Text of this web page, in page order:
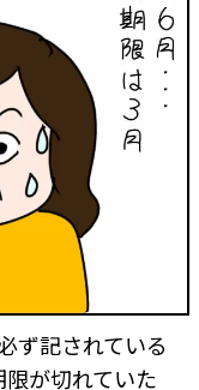
ず記されている
が切れていた